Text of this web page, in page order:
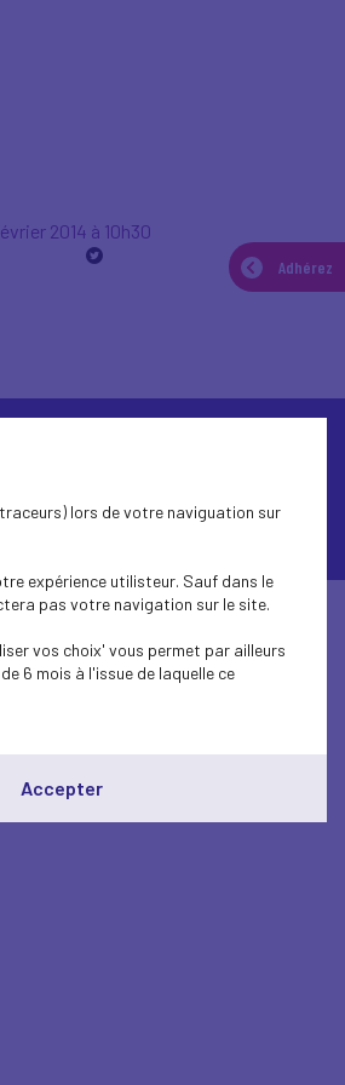
Adhérez
2014 à 10h30
lors de votre naviguation sur
expérience utilisteur. Sauf dans le
pas votre navigation sur le site.
vos choix' vous permet par ailleurs
6 mois à l'issue de laquelle ce
Accepter